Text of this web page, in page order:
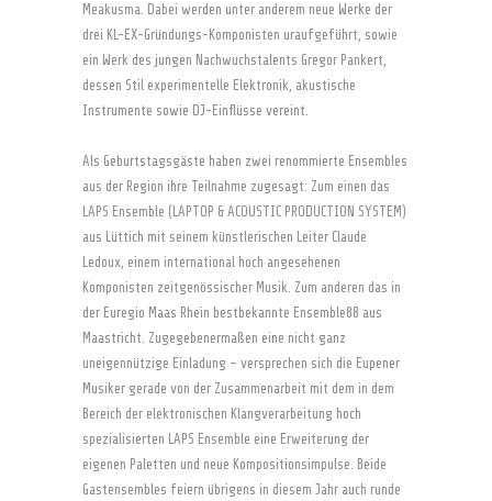
Meakusma. Dabei werden unter anderem neue Werke der
drei KL-EX-Gründungs-Komponisten uraufgeführt, sowie
ein Werk des jungen Nachwuchstalents Gregor Pankert,
dessen Stil experimentelle Elektronik, akustische
Instrumente sowie DJ-Einflüsse vereint.
Als Geburtstagsgäste haben zwei renommierte Ensembles
aus der Region ihre Teilnahme zugesagt: Zum einen das
LAPS Ensemble (LAPTOP & ACOUSTIC PRODUCTION SYSTEM)
aus Lüttich mit seinem künstlerischen Leiter Claude
Ledoux, einem international hoch angesehenen
Komponisten zeitgenössischer Musik. Zum anderen das in
der Euregio Maas Rhein bestbekannte Ensemble88 aus
Maastricht. Zugegebenermaßen eine nicht ganz
uneigennützige Einladung – versprechen sich die Eupener
Musiker gerade von der Zusammenarbeit mit dem in dem
Bereich der elektronischen Klangverarbeitung hoch
spezialisierten LAPS Ensemble eine Erweiterung der
eigenen Paletten und neue Kompositionsimpulse. Beide
Gastensembles feiern übrigens in diesem Jahr auch runde